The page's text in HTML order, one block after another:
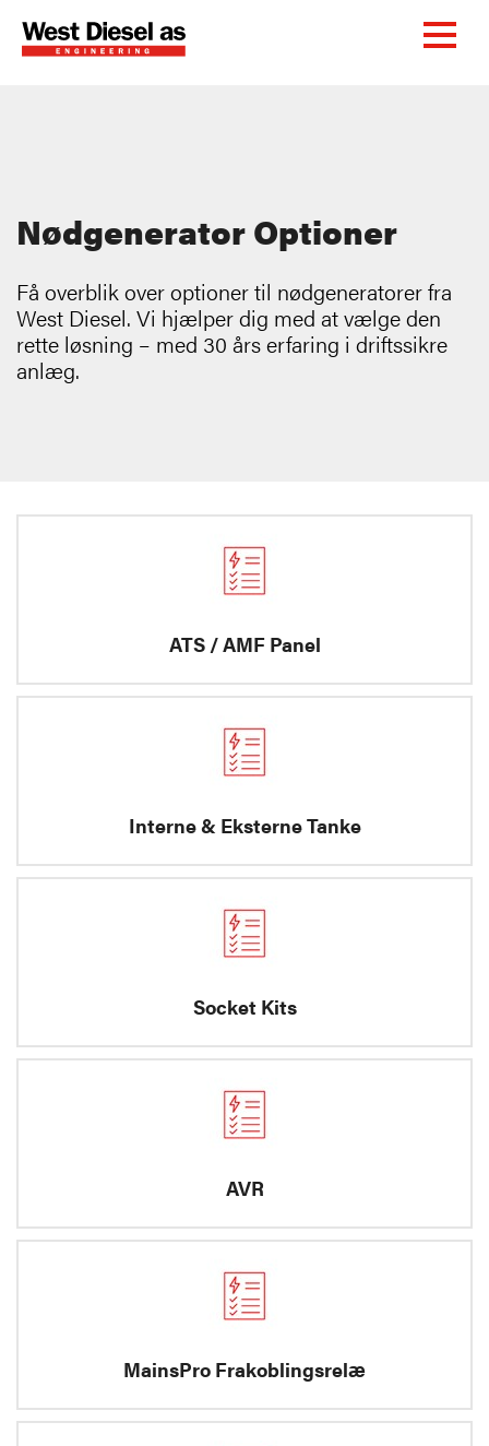
Nødgenerator Optioner
Få overblik over optioner til nødgeneratorer fra
West Diesel. Vi hjælper dig med at vælge den
rette løsning – med 30 års erfaring i driftssikre
anlæg.
ATS / AMF Panel
Interne & Eksterne Tanke
Socket Kits
AVR
MainsPro Frakoblingsrelæ